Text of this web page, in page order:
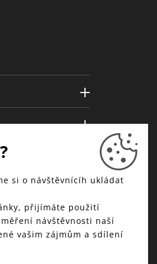
si o návštěvnícíh ukládat
přijímáte použití
návštěvnosti naší
vašim zájmům a sdílení